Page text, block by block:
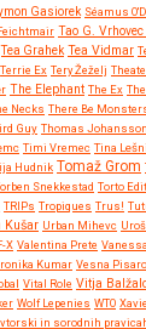
Gasiorek Séamus
Tao G. Vrhovec
Tea Grahek Tea Vidmar
Terrie Ex Tery Žeželj
The Elephant The Ex
Necks There Be
Guy Thomas Johansson
Timi Vremec Tina
Hudnik Tomaž Grom
Snekkestad Torto
TRIPs Tropiques Trus!
Kušar Urban Mihevc
X Valentina Prete
Kumar Vesna
Vital Role Vitja
Wolf Lepenies WTO
in sorodnih